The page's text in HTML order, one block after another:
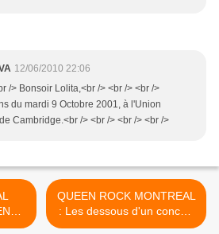
12/06/2010 22:06
/> Bonsoir Lolita,<br /> <br /> <br />
du mardi 9 Octobre 2001, à l'Union
Cambridge.<br /> <br /> <br /> <br />
QUEEN ROCK MONTREAL
: Les dessous d'un concert
particulier >